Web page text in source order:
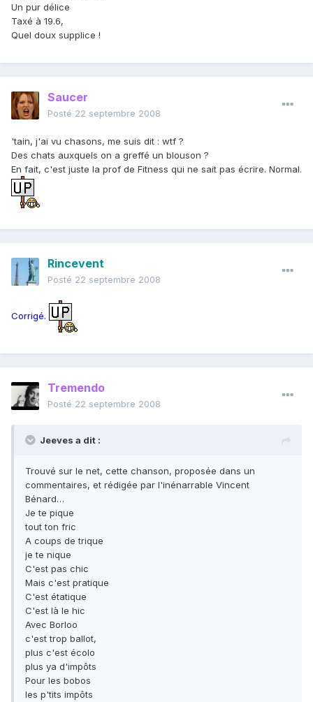
Un pur délice
Taxé à 19.6,
Quel doux supplice !
Saucer
Posté 22 septembre 2008
'tain, j'ai vu chasons, me suis dit : wtf ?
Des chats auxquels on a greffé un blouson ?
En fait, c'est juste la prof de Fitness qui ne sait pas écrire. Normal.
Rincevent
Posté 22 septembre 2008
Corrigé.
Tremendo
Posté 22 septembre 2008
Jeeves a dit :
Trouvé sur le net, cette chanson, proposée dans un
commentaires, et rédigée par l'inénarrable Vincent
Bénard…
Je te pique
tout ton fric
A coups de trique
je te nique
C'est pas chic
Mais c'est pratique
C'est étatique
C'est là le hic
Avec Borloo
c'est trop ballot,
plus c'est écolo
plus ya d'impôts
Pour les bobos
les p'tits impôts